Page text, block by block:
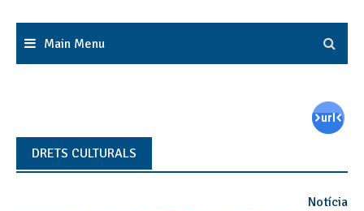
Main Menu
DRETS CULTURALS
Notícia